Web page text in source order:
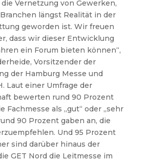
Vernetzung von Gewerken,
längst Realität in der
geworden ist. Wir freuen
dass wir dieser Entwicklung
ein Forum bieten können“,
Vorsitzender der
der Hamburg Messe und
Laut einer Umfrage der
bewerten rund 90 Prozent
Fachmesse als „gut“ oder „sehr
90 Prozent gaben an, die
Und 95 Prozent
sind darüber hinaus der
GET Nord die Leitmesse im